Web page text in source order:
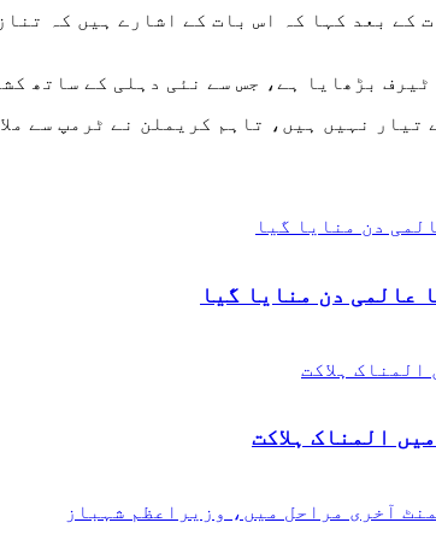
کے بعد کہا کہ اس بات کے اشارے ہیں کہ
بڑھایا ہے، جس سے نئی دہلی کے ساتھ
تیار نہیں ہیں، تاہم کریملن نے ٹرمپ سے
عالمی دن منایا گیا
المناک ہلاکت